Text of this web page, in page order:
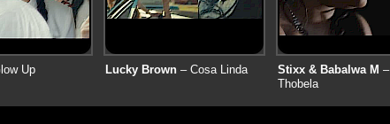
Up Lucky Brown– Cosa Linda Stixx & Babalwa M –
Thobela